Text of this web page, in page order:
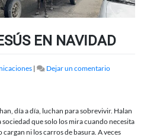
EN NAVIDAD
| Dejar un comentarioen
JESÚS
EN
NAVIDAD
día a día, luchan para sobrevivir. Halan
que solo los mira cuando necesita
ni los carros de basura. A veces